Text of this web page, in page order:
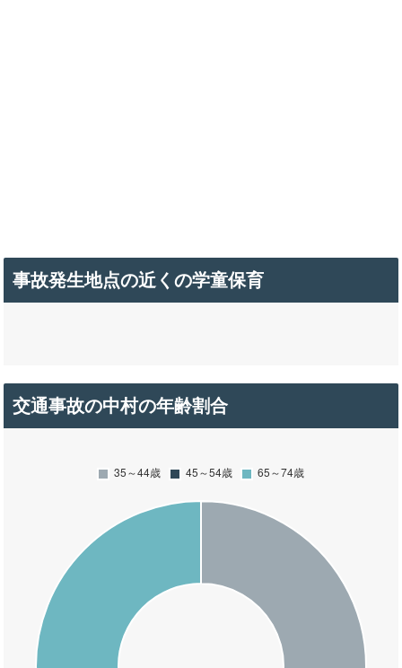
事故発生地点の近くの学童保育
交通事故の中村の年齢割合